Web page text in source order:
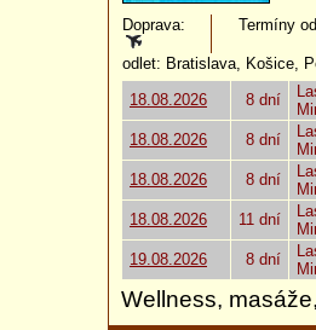
Doprava: Termíny
odlet: Bratislava, Košice,
18.08.2026
8 dní
18.08.2026
8 dní
18.08.2026
8 dní
18.08.2026
11 dní
19.08.2026
8 dní
Wellness,